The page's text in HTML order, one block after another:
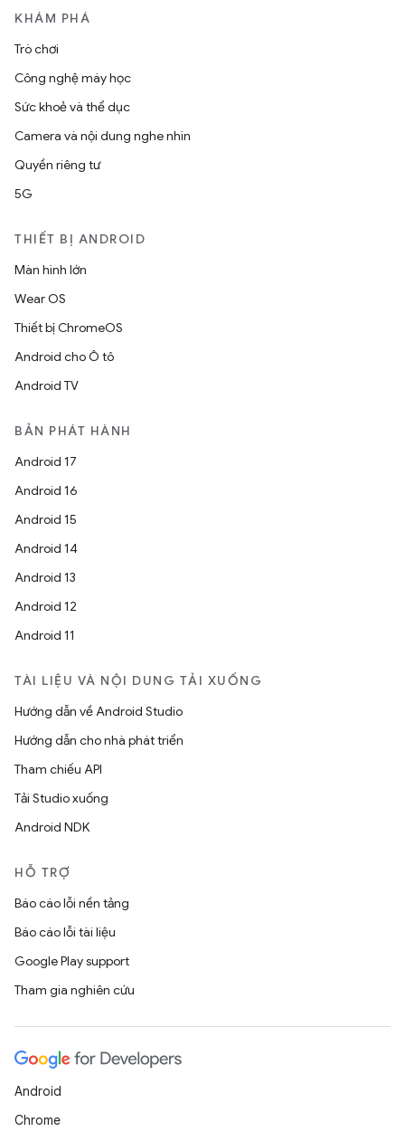
KHÁM PHÁ
Trò chơi
Công nghệ máy học
Sức khoẻ và thể dục
Camera và nội dung nghe nhìn
Quyền riêng tư
5G
THIẾT BỊ ANDROID
Màn hình lớn
Wear OS
Thiết bị ChromeOS
Android cho Ô tô
Android TV
BẢN PHÁT HÀNH
Android 17
Android 16
Android 15
Android 14
Android 13
Android 12
Android 11
TÀI LIỆU VÀ NỘI DUNG TẢI XUỐNG
Hướng dẫn về Android Studio
Hướng dẫn cho nhà phát triển
Tham chiếu API
Tải Studio xuống
Android NDK
HỖ TRỢ
Báo cáo lỗi nền tảng
Báo cáo lỗi tài liệu
Google Play support
Tham gia nghiên cứu
Android
Chrome